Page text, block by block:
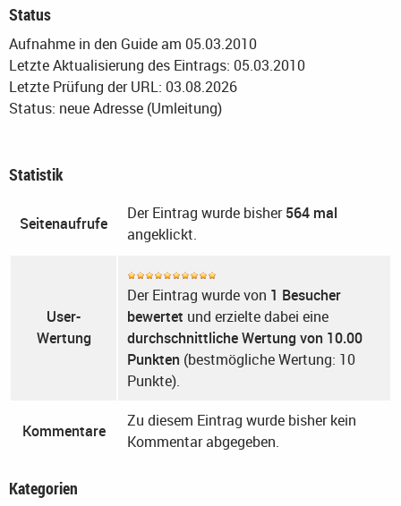
Status
Aufnahme in den Guide am 05.03.2010
Letzte Aktualisierung des Eintrags: 05.03.2010
Letzte Prüfung der URL: 03.08.2026
Status: neue Adresse (Umleitung)
Statistik
Seitenaufrufe
Der Eintrag wurde bisher564 mal
angeklickt.
User-
Wertung
Der Eintrag wurde von 1 Besucher
bewertet und erzielte dabei eine
durchschnittliche Wertung von 10.00
Punkten (bestmögliche Wertung: 10
Punkte).
Kommentare
Zu diesem Eintrag wurde bisher kein
Kommentar abgegeben.
Kategorien